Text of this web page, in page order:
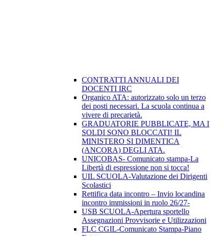
CONTRATTI ANNUALI DEI
DOCENTI IRC
Organico ATA: autorizzato solo un terzo
dei posti necessari. La scuola continua a
vivere di precarietà.
GRADUATORIE PUBBLICATE, MA I
SOLDI SONO BLOCCATI! IL
MINISTERO SI DIMENTICA
(ANCORA) DEGLI ATA.
UNICOBAS- Comunicato stampa-La
Libertà di espressione non si tocca!
UIL SCUOLA-Valutazione dei Dirigenti
Scolastici
Rettifica data incontro – Invio locandina
incontro immissioni in ruolo 26/27-
USB SCUOLA-Apertura sportello
Assegnazioni Provvisorie e Utilizzazioni
FLC CGIL-Comunicato Stampa-Piano